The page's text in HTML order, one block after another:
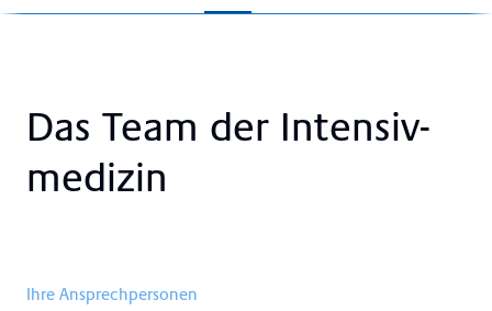
Das Team der In­ten­siv­
me­di­zin
Ihre Ansprechpersonen